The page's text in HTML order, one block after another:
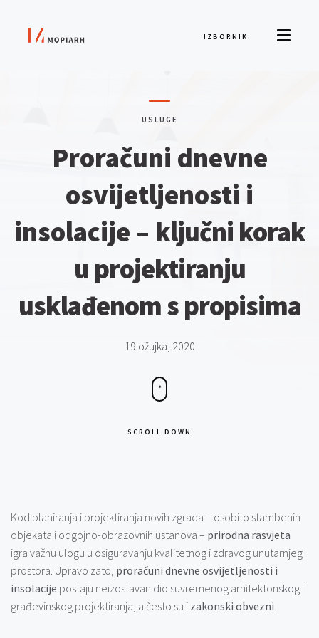
IZBORNIK
USLUGE
Proračuni dnevne
osvijetljenosti i
insolacije – ključni korak
u projektiranju
usklađenom s propisima
19 ožujka, 2020
SCROLL DOWN
Kod planiranja i projektiranja novih zgrada – osobito stambenih
objekata i odgojno-obrazovnih ustanova – prirodna rasvjeta
igra važnu ulogu u osiguravanju kvalitetnog i zdravog unutarnjeg
prostora. Upravo zato, proračuni dnevne osvijetljenosti i
insolacije postaju neizostavan dio suvremenog arhitektonskog i
građevinskog projektiranja, a često su i zakonski obvezni.